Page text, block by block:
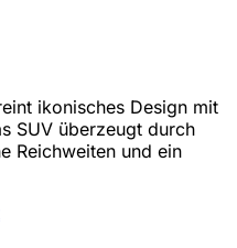
ikonisches Design mit
SUV überzeugt durch
Reichweiten und ein